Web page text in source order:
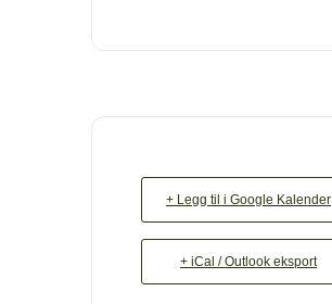
+ Legg til i Google Kalender
+ iCal / Outlook eksport